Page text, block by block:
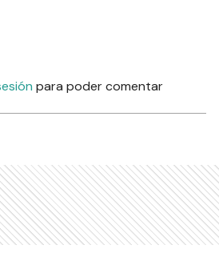
para poder comentar